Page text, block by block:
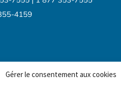
Gérer le consentement aux cookies
4159